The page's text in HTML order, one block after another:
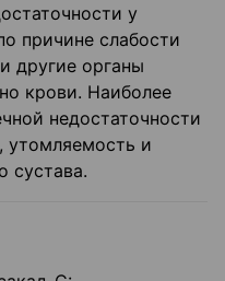
у
причине слабости
другие органы
крови. Наиболее
недостаточности
утомляемость и
сустава.